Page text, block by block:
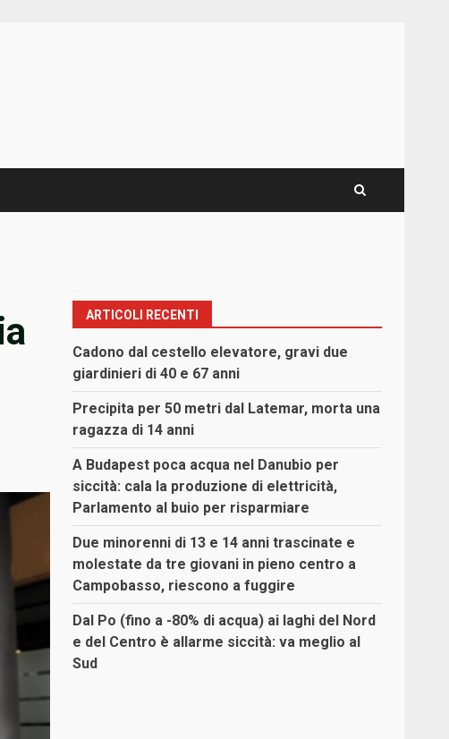
ARTICOLI RECENTI
Cadono dal cestello elevatore, gravi due
giardinieri di 40 e 67 anni
Precipita per 50 metri dal Latemar, morta una
ragazza di 14 anni
A Budapest poca acqua nel Danubio per
siccità: cala la produzione di elettricità,
Parlamento al buio per risparmiare
Due minorenni di 13 e 14 anni trascinate e
molestate da tre giovani in pieno centro a
Campobasso, riescono a fuggire
Dal Po (fino a -80% di acqua) ai laghi del Nord
e del Centro è allarme siccità: va meglio al
Sud